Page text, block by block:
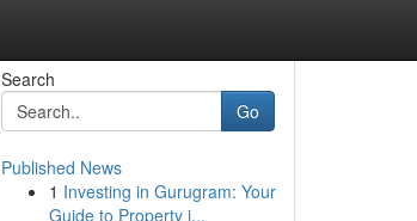
Search
Go
Published News
1 Investing in Gurugram: Your
Guide to Property i...